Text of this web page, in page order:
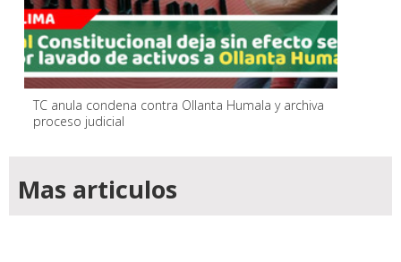
TC anula condena contra Ollanta Humala y archiva
proceso judicial
Mas articulos